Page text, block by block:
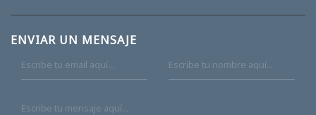
ENVIAR UN MENSAJE